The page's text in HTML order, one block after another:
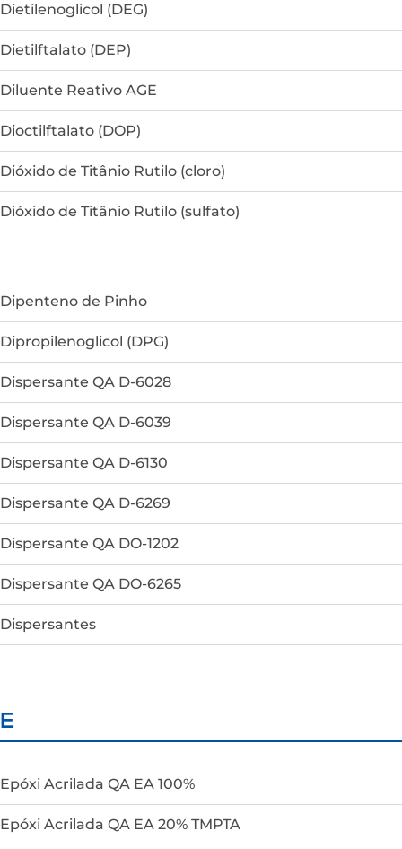
Dietilenoglicol (DEG)
Dietilftalato (DEP)
Diluente Reativo AGE
Dioctilftalato (DOP)
Dióxido de Titânio Rutilo (cloro)
Dióxido de Titânio Rutilo (sulfato)
Dipenteno de Pinho
Dipropilenoglicol (DPG)
Dispersante QA D-6028
Dispersante QA D-6039
Dispersante QA D-6130
Dispersante QA D-6269
Dispersante QA DO-1202
Dispersante QA DO-6265
Dispersantes
E
Epóxi Acrilada QA EA 100%
Epóxi Acrilada QA EA 20% TMPTA